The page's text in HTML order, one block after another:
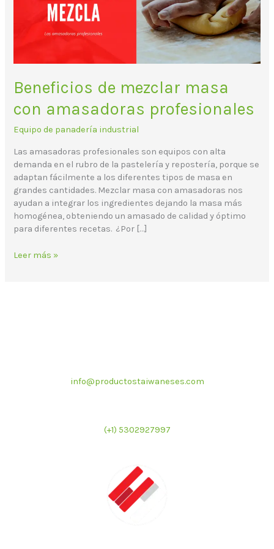
Beneficios de mezclar masa
con amasadoras profesionales
Equipo de panadería industrial
Las amasadoras profesionales son equipos con alta
demanda en el rubro de la pastelería y repostería, porque se
adaptan fácilmente a los diferentes tipos de masa en
grandes cantidades. Mezclar masa con amasadoras nos
ayudan a integrar los ingredientes dejando la masa más
homogénea, obteniendo un amasado de calidad y óptimo
para diferentes recetas. ¿Por […]
profesionales
Leer más »
info@productostaiwaneses.com
(+1) 5302927997